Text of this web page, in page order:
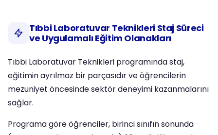
Tıbbi Laboratuvar Teknikleri Staj Süreci
ve Uygulamalı Eğitim Olanakları
Tıbbi Laboratuvar Teknikleri programında staj,
eğitimin ayrılmaz bir parçasıdır ve öğrencilerin
mezuniyet öncesinde sektör deneyimi kazanmalarını
sağlar.
Programa göre öğrenciler, birinci sınıfın sonunda